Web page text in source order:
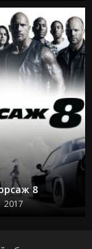
8
2017